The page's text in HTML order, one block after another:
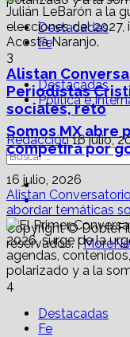
3
Destacadas
Política e
Somos MX abre
competirá por
16 julio, 2026
Alistan
abordar temáticas
4
Destacadas
Fe
Destacadas
Fe
Alistan
Periodistas
sociales, reto
Redacción16 julio,
Buscar:
Facebook
Linkedin
Copyright ©
reservados. |